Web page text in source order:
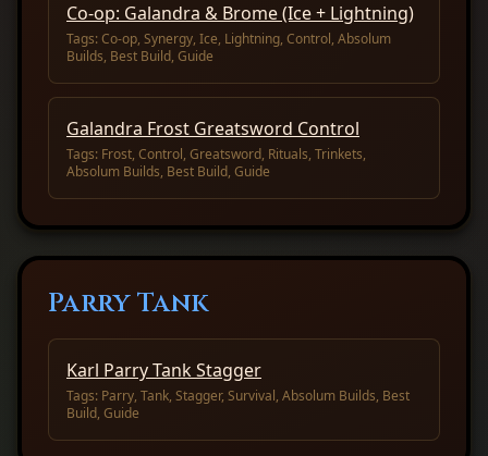
Co-op: Galandra & Brome (Ice + Lightning)
Tags:Co-op, Synergy, Ice, Lightning, Control, Absolum
Builds, Best Build, Guide
Galandra Frost Greatsword Control
Tags: Frost, Control, Greatsword, Rituals, Trinkets,
Absolum Builds, Best Build, Guide
Parry Tank
Karl Parry Tank Stagger
Tags: Parry, Tank, Stagger, Survival, Absolum Builds, Best
Build, Guide